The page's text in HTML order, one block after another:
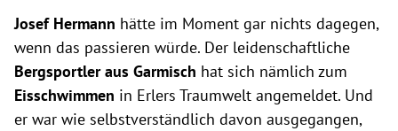
Josef Hermann hätte im Moment gar nichts dagegen,
wenn das passieren würde. Der leidenschaftliche
Bergsportler aus Garmisch hat sich nämlich zum
Eisschwimmen in Erlers Traumwelt angemeldet. Und
er war wie selbstverständlich davon ausgegangen,